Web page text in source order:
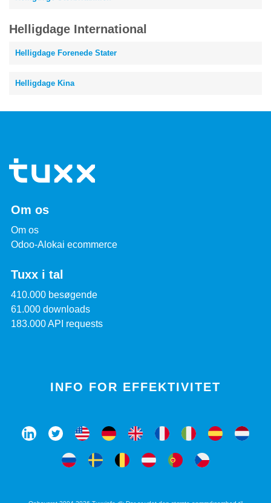
Helligdage International
Helligdage Forenede Stater
Helligdage Kina
Om os
Om os
Odoo-Alokai ecommerce
Tuxx i tal
410.000 besøgende
61.000 downloads
183.000 API requests
INFO FOR EFFEKTIVITET